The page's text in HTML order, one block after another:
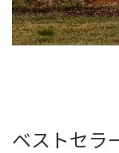
ベストセラ